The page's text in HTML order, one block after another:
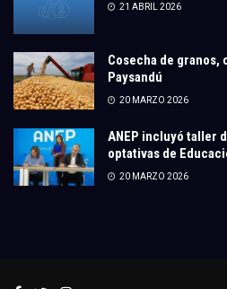
21 ABRIL 2026
Cosecha de granos,
Paysandú
20 MARZO 2026
ANEP incluyó taller
optativas de
20 MARZO 2026